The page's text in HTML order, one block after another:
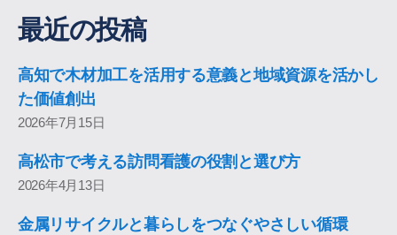
最近の投稿
高知で木材加工を活用する意義と地域資源を活かし
た価値創出
2026年7月15日
高松市で考える訪問看護の役割と選び方
2026年4月13日
金属リサイクルと暮らしをつなぐやさしい循環